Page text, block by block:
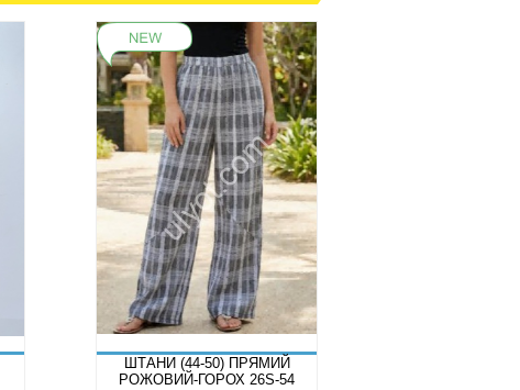
ШТАНИ (44-50) ПРЯМИЙ
РОЖОВИЙ-ГОРОХ 26S-54